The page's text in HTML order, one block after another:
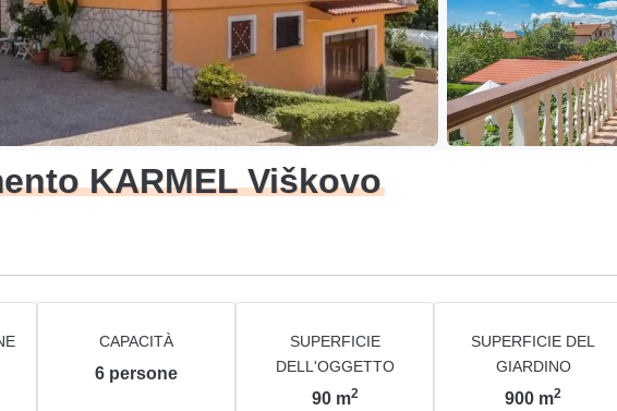
KARMEL Viškovo
CAPACITÀ
6 persone
SUPERFICIE
DELL'OGGETTO
90 m2
SUPERFICIE DEL
GIARDINO
900 m2